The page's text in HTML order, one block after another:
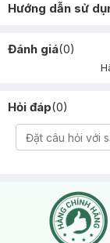
Hướng dẫn sử
Đánh giá(0)
Hỏi đáp(0)